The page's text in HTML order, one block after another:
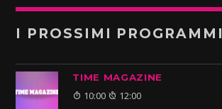
I PROSSIMI PROGRAMMI
TIME MAGAZINE
10:00 12:00